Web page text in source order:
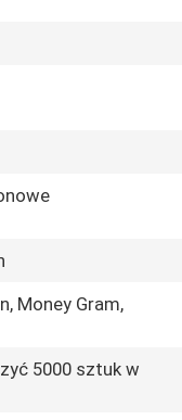
Money Gram,
5000 sztuk w